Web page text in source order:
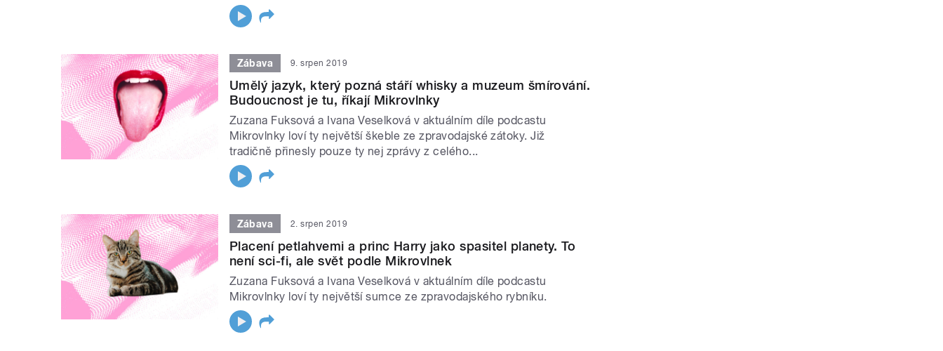
Zábava 9. srpen 2019
Umělý jazyk, který pozná stáří whisky a muzeum šmírování.
Budoucnost je tu, říkají Mikrovlnky
Zuzana Fuksová a Ivana Veselková v aktuálním díle podcastu
Mikrovlnky loví ty největší škeble ze zpravodajské zátoky. Již
tradičně přinesly pouze ty nej zprávy z celého...
Zábava 2. srpen 2019
Placení petlahvemi a princ Harry jako spasitel planety. To
není sci-fi, ale svět podle Mikrovlnek
Zuzana Fuksová a Ivana Veselková v aktuálním díle podcastu
Mikrovlnky loví ty největší sumce ze zpravodajského rybníku.